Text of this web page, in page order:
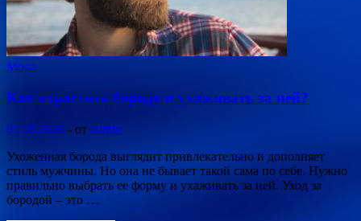
Мода
Как отрастить бороду и ухаживать за ней?
05.08.2020 - от admin
Ухоженная борода выглядит привлекательно и дополняет
стиль мужчины. Но она не бывает такой сама по себе. Нужно
правильно выбрать ее форму и ухаживать за ней. Уход за
бородой – это …